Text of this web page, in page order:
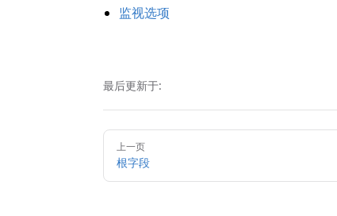
监视选项
最后更新于:
Pager
上一页
根字段